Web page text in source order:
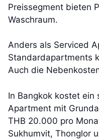
Preissegment bieten
Waschraum.
Anders als Serviced
Standardapartments
Auch die
In Bangkok kostet ein
Apartment mit
THB 20.000 pro
Sukhumvit, Thonglor